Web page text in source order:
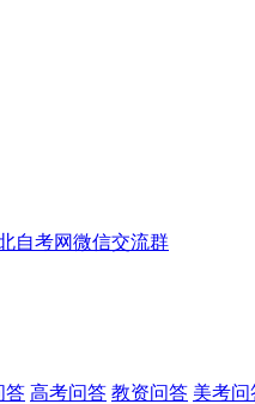
自考网微信交流群
答 高考问答 教资问答 美考问